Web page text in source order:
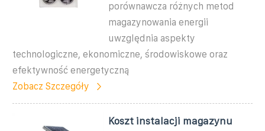
porównawcza różnych metod
magazynowania energii
uwzględnia aspekty
technologiczne, ekonomiczne, środowiskowe oraz
efektywność energetyczną
Zobacz Szczegóły
Koszt instalacji magazynu